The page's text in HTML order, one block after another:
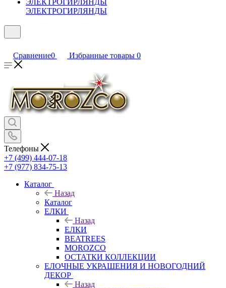
ЭЛЕКТРОГИРЛЯНДЫ
Сравнение0 Избранные товары 0
Телефоны
+7 (499) 444-07-18
+7 (977) 834-75-13
Каталог
Назад
Каталог
ЕЛКИ
Назад
ЕЛКИ
BEATREES
MOROZCO
ОСТАТКИ КОЛЛЕКЦИИ
ЕЛОЧНЫЕ УКРАШЕНИЯ И НОВОГОДНИЙ
ДЕКОР
Назад